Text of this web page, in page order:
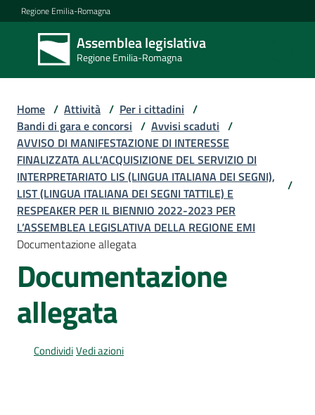
Vai al contenuto
Vai alla navigazione
Vai al footer
Regione Emilia-Romagna
Assemblea legislativa
Regione Emilia-Romagna
Assemblea
legislativa
Regione Emilia-
Assemblea
Attività
Argomenti
Per
media
Home / Attività / Per i cittadini /
Bandi di gara e concorsi / Avvisi scaduti /
AVVISO DI MANIFESTAZIONE DI INTERESSE
FINALIZZATA ALL’ACQUISIZIONE DEL SERVIZIO DI
INTERPRETARIATO LIS (LINGUA ITALIANA DEI SEGNI),
LIST (LINGUA ITALIANA DEI SEGNI TATTILE) E
RESPEAKER PER IL BIENNIO 2022-2023 PER
L’ASSEMBLEA LEGISLATIVA DELLA REGIONE EMI
/
Documentazione allegata
Documentazione
allegata
CondividiVedi azioni